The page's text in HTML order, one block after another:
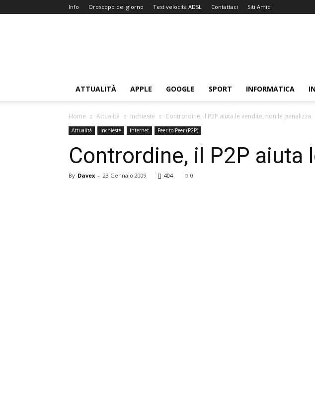
Info Oroscopo del giorno Test velocità ADSL Contattaci Siti Amici
ATTUALITÀ APPLE GOOGLE SPORT INFORMATICA
Home Attualità Inchieste Contrordine, il P2P aiuta le vendite, non le penalizza
Attualità Inchieste Internet Peer to Peer (P2P)
Contrordine, il P2P aiuta
By Davex - 23 Gennaio 2009 404 0